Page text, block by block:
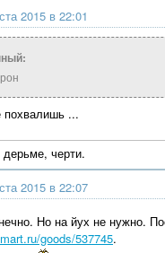
2015 в 22:01
...
дерьме, черти.
2015 в 22:07
Но на йух не нужно.
goods/537745.